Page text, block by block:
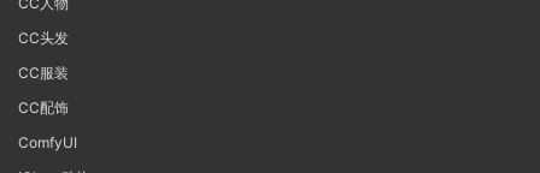
CC头发
CC服装
CC配饰
ComfyUI